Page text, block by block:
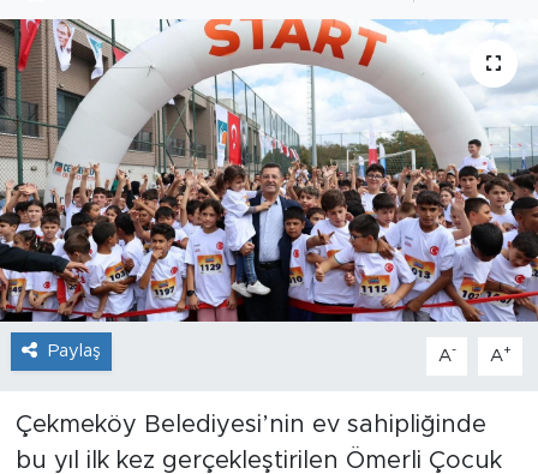
Paylaş A- A+
Çekmeköy Belediyesi’nin ev sahipliğinde
bu yıl ilk kez gerçekleştirilen Ömerli Çocuk